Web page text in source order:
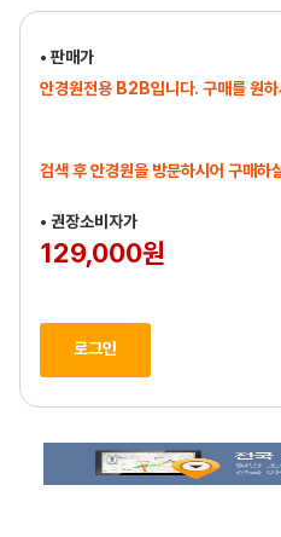
• 판매가
안경원전용 B2B입니다. 구매를 원하
검색 후 안경원을 방문하시어 구매하
• 권장소비자가
129,000원
로그인